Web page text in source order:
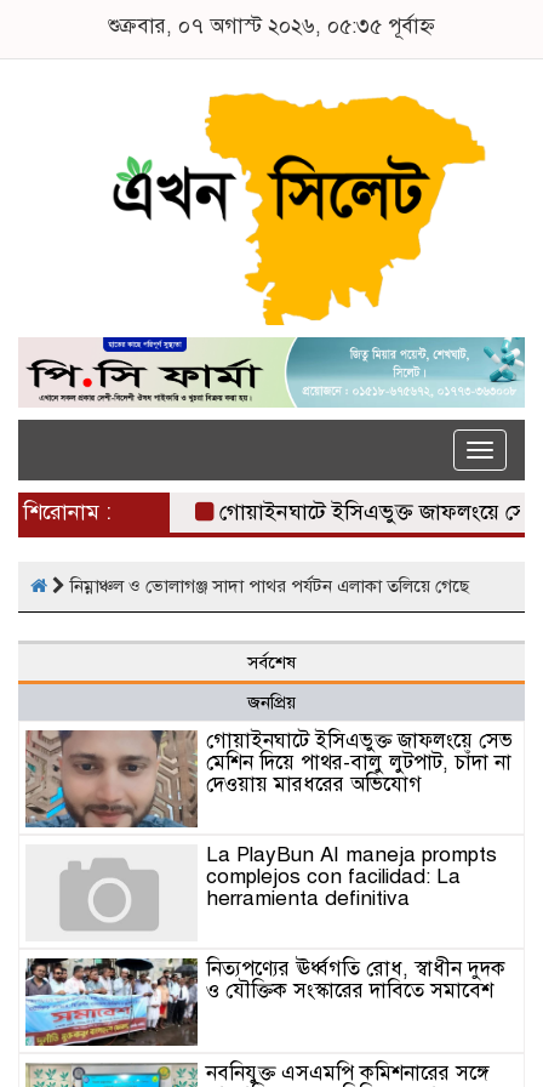
শুক্রবার, ০৭ অগাস্ট ২০২৬, ০৫:৩৫ পূর্বাহ্ন
Toggle
শিরোনাম : গোয়াইনঘাটে ইসিএভুক্ত জাফলংয়ে সেভ
নিম্নাঞ্চল ও ভোলাগঞ্জ সাদা পাথর পর্যটন এলাকা তলিয়ে গেছে
সর্বশেষ
জনপ্রিয়
গোয়াইনঘাটে ইসিএভুক্ত জাফলংয়ে সেভ
মেশিন দিয়ে পাথর-বালু লুটপাট, চাঁদা না
দেওয়ায় মারধরের অভিযোগ
La PlayBun AI maneja prompts
complejos con facilidad: La
herramienta definitiva
নিত্যপণ্যের ঊর্ধ্বগতি রোধ, স্বাধীন দুদক
ও যৌক্তিক সংস্কারের দাবিতে সমাবেশ
নবনিযুক্ত এসএমপি কমিশনারের সঙ্গে